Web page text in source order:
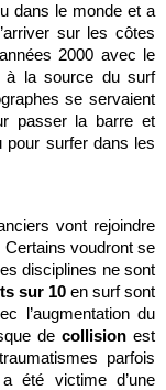
dans le monde et a
sur les côtes
2000 avec le
la source du surf
se servaient
passer la barre et
pour surfer dans les
vont rejoindre
Certains voudront se
disciplines ne sont
sur 10 en surf sont
l’augmentation du
de collision est
parfois
été victime d’une